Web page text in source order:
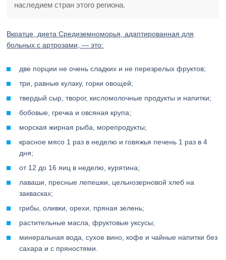
наследием стран этого региона.
Вкратце, диета Средиземноморья, адаптированная для
больных с артрозами, — это:
две порции не очень сладких и не перезрелых фруктов;
три, равные кулаку, горки овощей;
твердый сыр, творог, кисломолочные продукты и напитки;
бобовые, гречка и овсяная крупа;
морская жирная рыба, морепродукты;
красное мясо 1 раз в неделю и говяжья печень 1 раз в 4
дня;
от 12 до 16 яиц в неделю, курятина;
лаваши, пресные лепешки, цельнозерновой хлеб на
заквасках;
грибы, оливки, орехи, пряная зелень;
растительные масла, фруктовые уксусы;
минеральная вода, сухое вино, кофе и чайные напитки без
сахара и с пряностями.